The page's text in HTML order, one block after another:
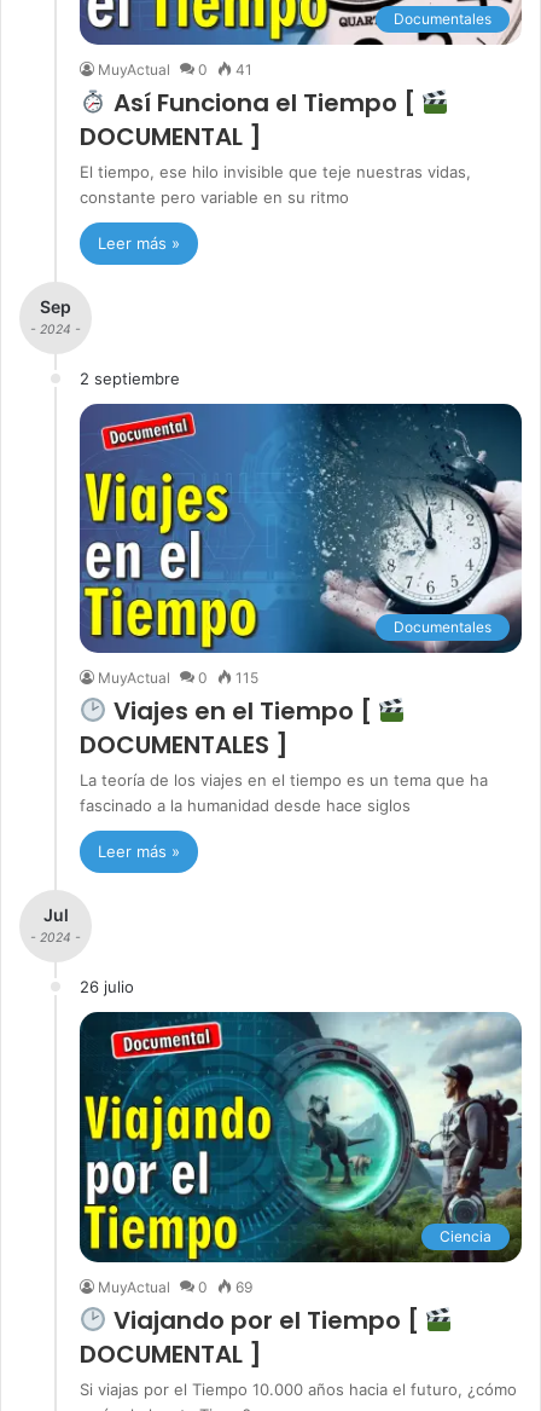
Documentales
MuyActual 0 41
Así Funciona el Tiempo [
DOCUMENTAL ]
El tiempo, ese hilo invisible que teje nuestras vidas,
constante pero variable en su ritmo
Leer más »
Sep
- 2024 -
2 septiembre
Documentales
MuyActual 0 115
Viajes en el Tiempo [
DOCUMENTALES ]
La teoría de los viajes en el tiempo es un tema que ha
fascinado a la humanidad desde hace siglos
Leer más »
Jul
- 2024 -
26 julio
Ciencia
MuyActual 0 69
Viajando por el Tiempo [
DOCUMENTAL ]
Si viajas por el Tiempo 10.000 años hacia el futuro, ¿cómo